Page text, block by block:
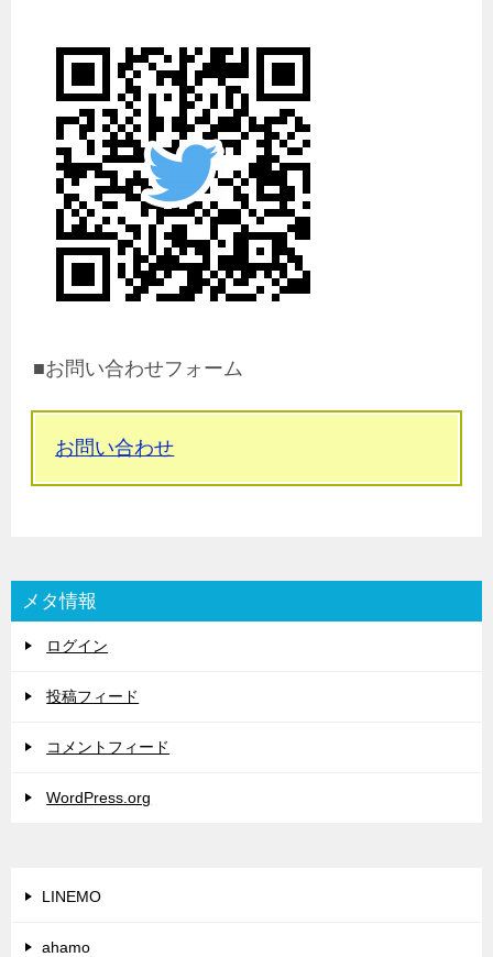
■お問い合わせフォーム
お問い合わせ
メタ情報
ログイン
投稿フィード
コメントフィード
WordPress.org
LINEMO
ahamo